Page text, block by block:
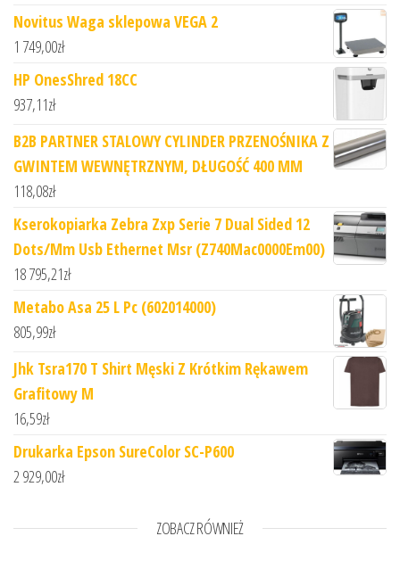
Novitus Waga sklepowa VEGA 2
1 749,00zł
HP OnesShred 18CC
937,11zł
B2B PARTNER STALOWY CYLINDER PRZENOŚNIKA Z
GWINTEM WEWNĘTRZNYM, DŁUGOŚĆ 400 MM
118,08zł
Kserokopiarka Zebra Zxp Serie 7 Dual Sided 12
Dots/Mm Usb Ethernet Msr (Z740Mac0000Em00)
18 795,21zł
Metabo Asa 25 L Pc (602014000)
805,99zł
Jhk Tsra170 T Shirt Męski Z Krótkim Rękawem
Grafitowy M
16,59zł
Drukarka Epson SureColor SC-P600
2 929,00zł
ZOBACZ RÓWNIEŻ